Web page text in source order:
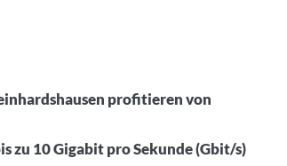
profitieren von
zu 10 Gigabit pro Sekunde (Gbit/s)